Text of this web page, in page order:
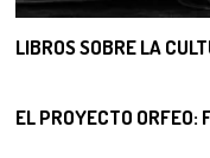
LIBROS SOBRE LA
EL PROYECTO